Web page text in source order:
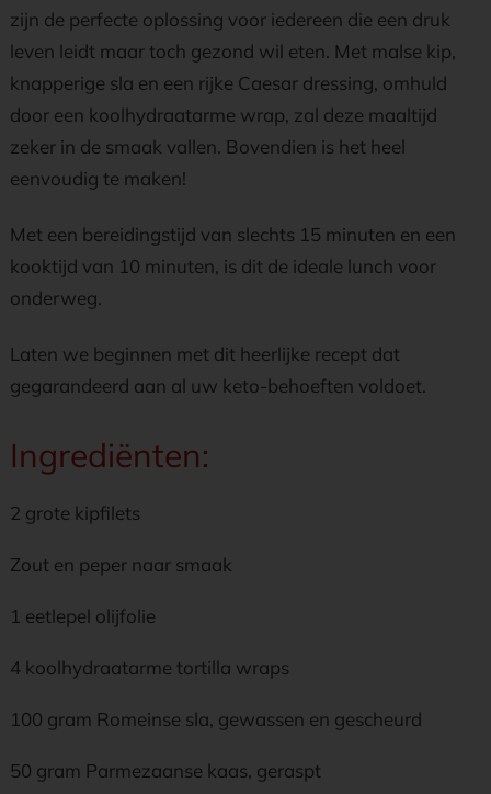
zijn de perfecte oplossing voor iedereen die een druk
leven leidt maar toch gezond wil eten. Met malse kip,
knapperige sla en een rijke Caesar dressing, omhuld
door een koolhydraatarme wrap, zal deze maaltijd
zeker in de smaak vallen. Bovendien is het heel
eenvoudig te maken!
Met een bereidingstijd van slechts 15 minuten en een
kooktijd van 10 minuten, is dit de ideale lunch voor
onderweg.
Laten we beginnen met dit heerlijke recept dat
gegarandeerd aan al uw keto-behoeften voldoet.
Ingrediënten:
2 grote kipfilets
Zout en peper naar smaak
1 eetlepel olijfolie
4 koolhydraatarme tortilla wraps
100 gram Romeinse sla, gewassen en gescheurd
50 gram Parmezaanse kaas, geraspt